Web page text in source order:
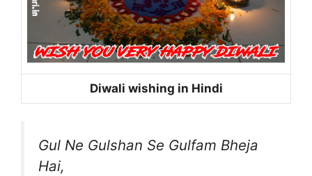
Diwali wishing in Hindi
Gul Ne Gulshan Se Gulfam Bheja
Hai,